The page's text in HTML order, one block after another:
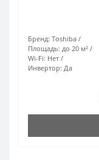
Бренд: Toshiba
Площадь: до 20 м²
Wi-Fi: Нет
Инвертор: Да